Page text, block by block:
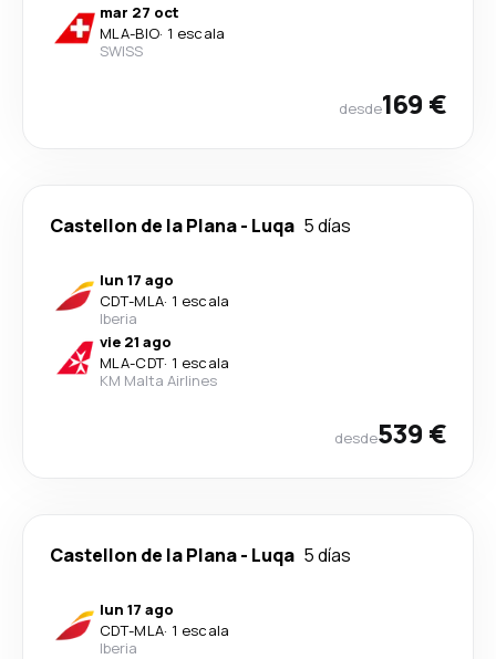
mar 27 oct
MLA-BIO· 1 escala
SWISS
desde169 €
Castellon de la Plana- Luqa 5 días
lun 17 ago
CDT-MLA· 1 escala
Iberia
vie 21 ago
MLA-CDT· 1 escala
KM Malta Airlines
desde539 €
Castellon de la Plana- Luqa 5 días
lun 17 ago
CDT-MLA· 1 escala
Iberia